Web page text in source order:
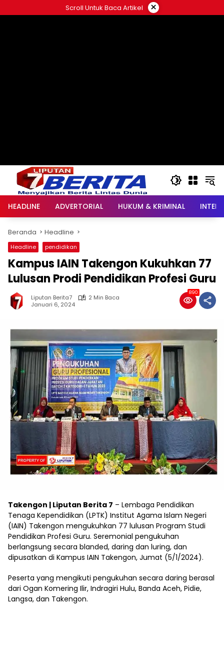
ke
Scroll Untuk Baca Artikel ×
HEADLINE ADVERTORIAL HUKUM & KRIMINAL
Beranda Headline
Headline pendidikan
Kampus IAIN Takengon Kukuhkan 77
Lulusan Prodi Pendidikan Profesi Guru
Liputan Berita7
2 Min Baca
Januari 6, 2024
890
Takengon | Liputan Berita 7 – Lembaga Pendidikan
Tenaga Kependidikan (LPTK) Institut Agama Islam Negeri
(IAIN) Takengon mengukuhkan 77 lulusan Program Studi
Pendidikan Profesi Guru. Seremonial pengukuhan
berlangsung secara blanded, daring dan luring, dan
dipusatkan di Kampus IAIN Takengon, Jumat (5/1/2024).
Peserta yang mengikuti pengukuhan secara daring berasal
dari Ogan Komering Ilir, Indragiri Hulu, Banda Aceh, Pidie,
Langsa, dan Takengon.